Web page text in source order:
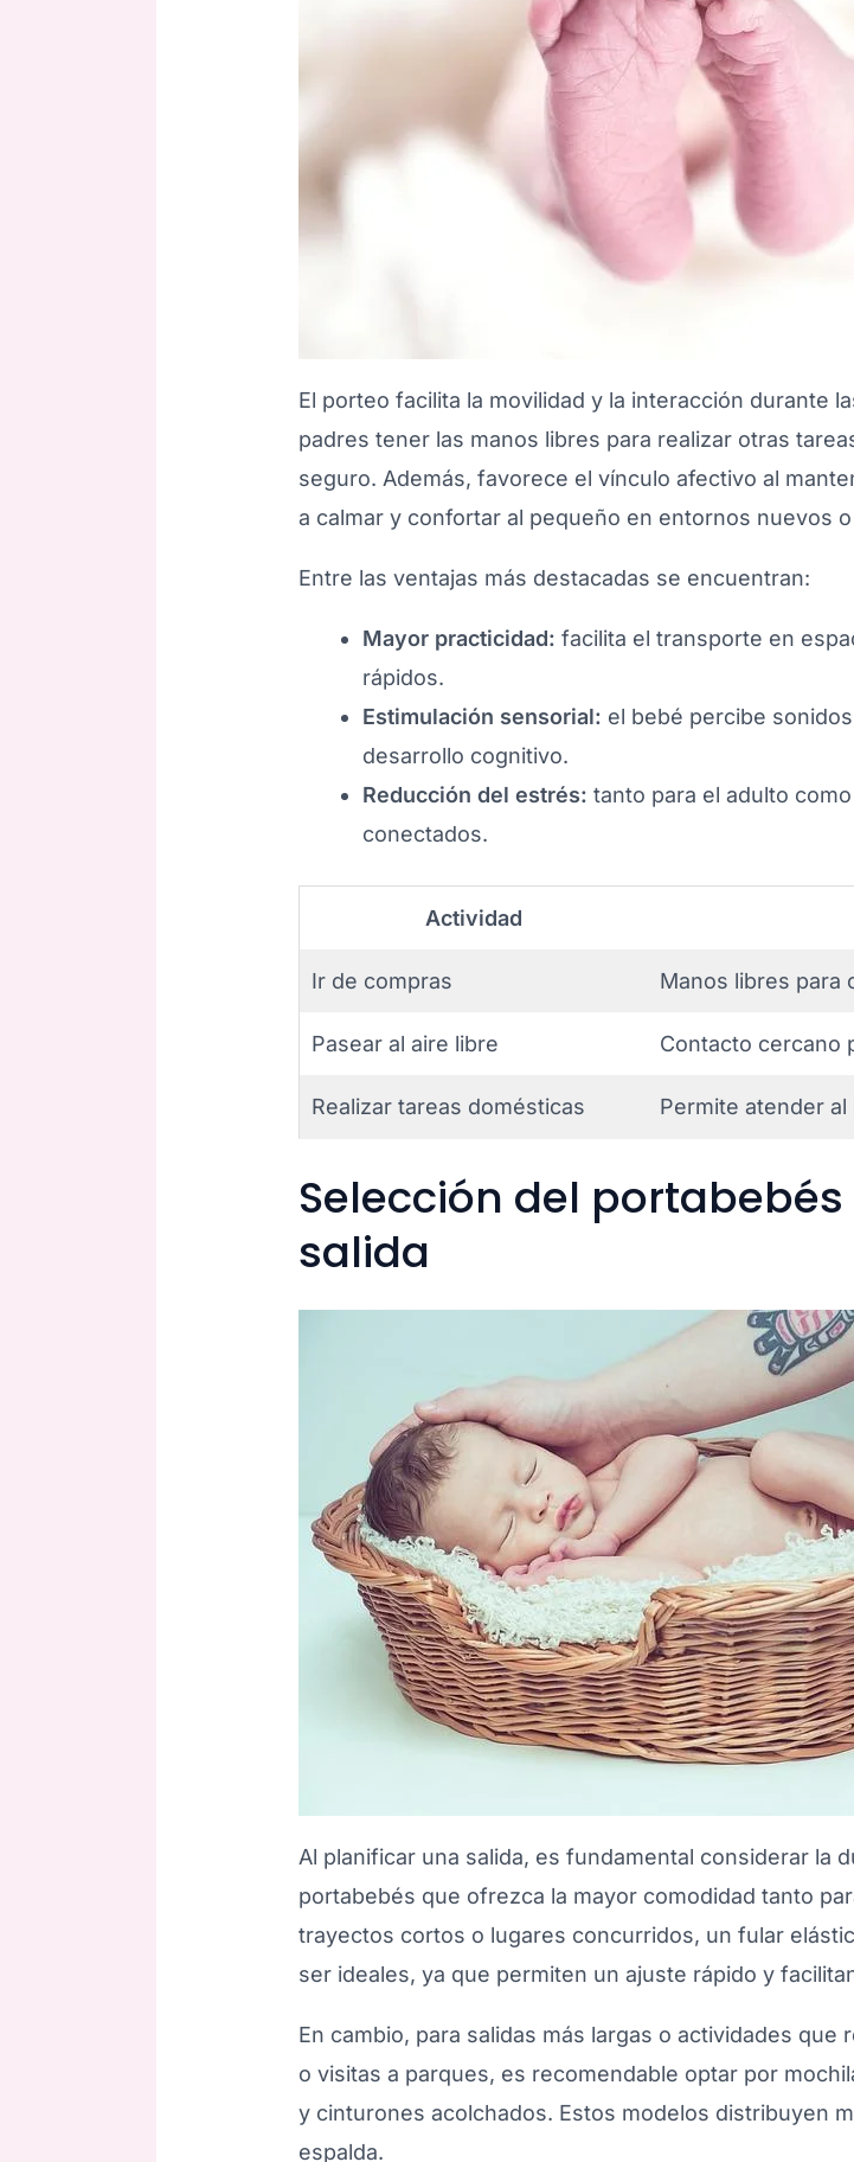
El porteo facilita la movilidad y la interacción durante
padres tener las manos libres para realizar otras
seguro. Además, favorece el vínculo afectivo al
a calmar y confortar al pequeño en entornos nuevos
Entre las ventajas más destacadas se encuentran:
Mayor practicidad: facilita el transporte en
rápidos.
Estimulación sensorial: el bebé percibe
desarrollo cognitivo.
Reducción del estrés: tanto para el adulto
conectados.
Actividad
Ir de compras Manos libres para
Pasear al aire libre Contacto cercano
Realizar tareas domésticas Permite atender
Selección del
salida
Al planificar una salida, es fundamental considerar la
portabebés que ofrezca la mayor comodidad tanto
trayectos cortos o lugares concurridos, un fular
ser ideales, ya que permiten un ajuste rápido y
En cambio, para salidas más largas o actividades
o visitas a parques, es recomendable optar por
y cinturones acolchados. Estos modelos distribuyen
espalda.